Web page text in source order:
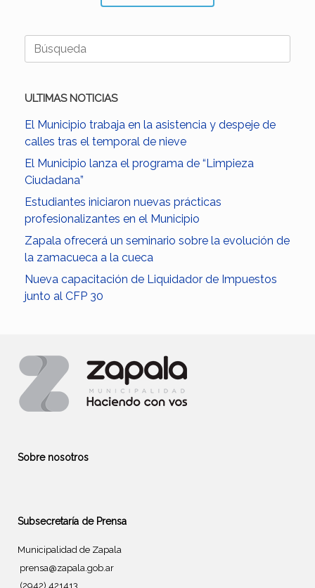
Buscar:
ULTIMAS NOTICIAS
El Municipio trabaja en la asistencia y despeje de
calles tras el temporal de nieve
El Municipio lanza el programa de “Limpieza
Ciudadana”
Estudiantes iniciaron nuevas prácticas
profesionalizantes en el Municipio
Zapala ofrecerá un seminario sobre la evolución de
la zamacueca a la cueca
Nueva capacitación de Liquidador de Impuestos
junto al CFP 30
Sobre nosotros
Subsecretaría de Prensa
Municipalidad de Zapala
prensa@zapala.gob.ar
(2942) 421413